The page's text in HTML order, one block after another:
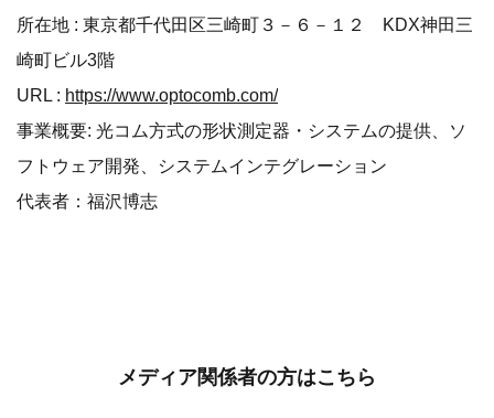
所在地 : 東京都千代田区三崎町３－６－１２ KDX神田三
崎町ビル3階
URL : https://www.optocomb.com/
事業概要: 光コム方式の形状測定器・システムの提供、ソ
フトウェア開発、システムインテグレーション
代表者：福沢博志
メディア関係者の方はこちら